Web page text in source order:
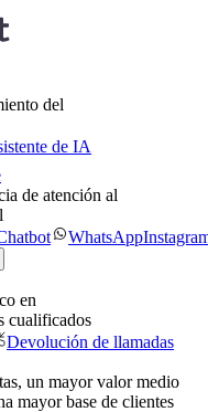
del
de IA
de atención al
WhatsApp
en
cualificados
Devolución de llamadas
un mayor valor medio
mayor base de clientes